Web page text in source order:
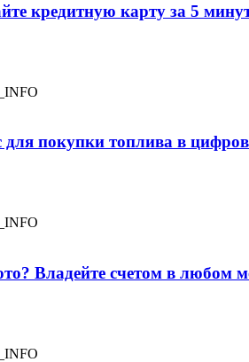
кредитную карту за 5
покупки топлива в
Владейте счетом в любом